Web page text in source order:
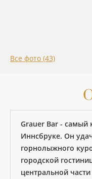
Все фото (43)
Grauer Bar - cамый
Иннсбруке. Он
горнолыжного
городской
центральной